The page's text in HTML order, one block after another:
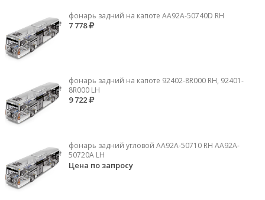
фонарь задний на капоте AA92A-50740D RH
7 778
фонарь задний на капоте 92402-8R000 RH, 92401-
8R000 LH
9 722
фонарь задний угловой AA92A-50710 RH AA92A-
50720A LH
Цена по запросу